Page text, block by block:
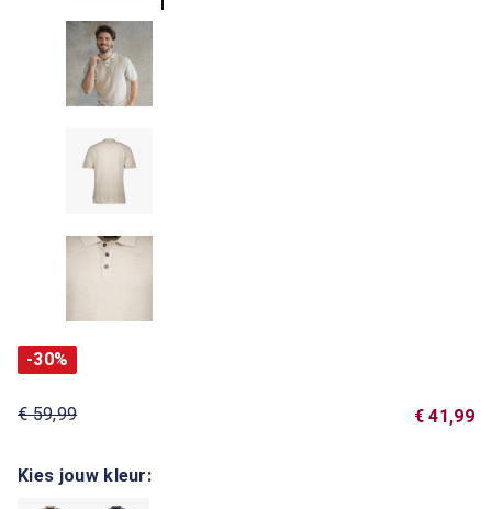
-30%
€ 59,99 € 41,99
Kies jouw kleur: